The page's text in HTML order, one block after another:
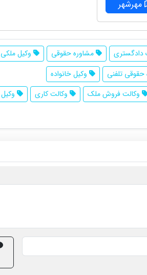
مهرشهر
دادگستری مشاوره حقوقی
وکیل ملکی
حقوقی تلفنی
وکیل خانواده
وکالت فروش ملک وکالت کاری